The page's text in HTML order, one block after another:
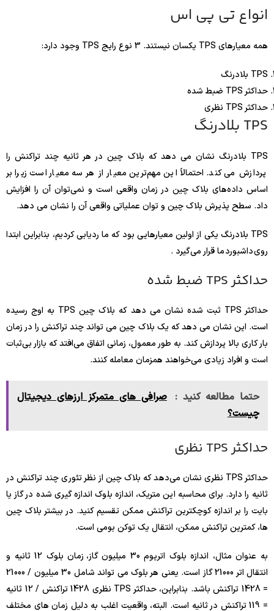
انواع تی پی اس
همه معیارهای TPS یکسان نیستند. 3 نوع رایج TPS وجود دارد:
TPS بلادرنگ
حداکثر TPS ضبط شده
حداکثر TPS نظری
TPS بلادرنگ
TPS بلادرنگ نشان می دهد که بلاک چین در هر ثانیه چند تراکنش را
پردازش می کند. احتمالاً این مهم‌ترین معیار از هر سه معیار است زیرا بر
اساس داده‌های بلاک چین در زمان واقعی است و نمی‌توان آن را افزایش
داد. سطح پذیرش بلاک چین و توان عملیاتی واقعی آن را نشان می دهد.
TPS بلادرنگ یکی از اولین معیارهایی بود که ما ردیابی کردیم، بنابراین ابتدا
روی داشبورد ما قرار می‌گیرد .
حداکثر TPS ضبط شده
حداکثر TPS ثبت شده نشان می دهد که بلاک چین TPS به اوج رسیده
است. این نشان می دهد که یک بلاک چین می تواند چند تراکنش را در زمان
بار کاری بالا پردازش کند. به طور معمول، زمانی اتفاق می‌افتد که بازار بی‌ثبات
است و افراد زیادی می‌خواهند همزمان معامله کنند.
حتما مطالعه کنید : صرافی های متمرکز ارزهای دیجیتال
چیست؟
حداکثر TPS نظری
حداکثر TPS نظری نشان می‌دهد که بلاک چین از نظر تئوری چند تراکنش در
ثانیه را دارد. برای محاسبه این متریک، اندازه بلوک اندازه گیری شده در گاز یا
بایت را بر اندازه کوچکترین تراکنش ممکن تقسیم کنید. در بیشتر بلاک چین
ها، کمترین تراکنش ممکن، انتقال یک توکن بومی است.
به عنوان مثال، اندازه بلوک اتریوم 30 میلیون گاز، زمان بلوک 12 ثانیه و
انتقال اتر 21000 گاز است. یعنی هر بلوک می تواند شامل 30 میلیون / 21000
= 1428 تراکنش باشد. بنابراین، حداکثر TPS نظری 1428 تراکنش / 12 ثانیه
= 119 تراکنش در ثانیه است. البته، واقعیت اغلب به دلیل زمان های مختلف